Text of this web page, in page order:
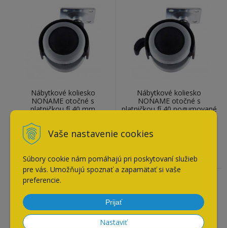
Vaše nastavenie cookies
Súbory cookie nám pomáhajú pri poskytovaní služieb
pre vás. Umožňujú spoznať a zapamätať si vaše
preferencie.
Prijať
Nastaviť
Nábytkové koliesko
NONAME otočné s
platničkou fí 40 mm
Doba expedovania do 24 hod.
Nábytkové koliesko
NONAME otočné s
platničkou fí 40 pogumované